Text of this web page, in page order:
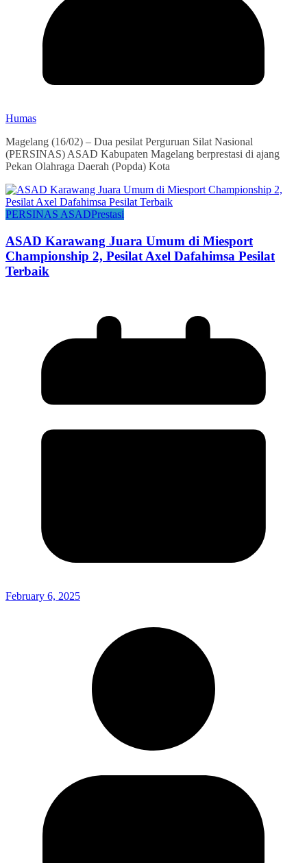
Humas
Magelang (16/02) – Dua pesilat Perguruan Silat Nasional
(PERSINAS) ASAD Kabupaten Magelang berprestasi di ajang
Pekan Olahraga Daerah (Popda) Kota
PERSINAS ASADPrestasi
ASAD Karawang Juara Umum di Miesport
Championship 2, Pesilat Axel Dafahimsa Pesilat
Terbaik
February 6, 2025